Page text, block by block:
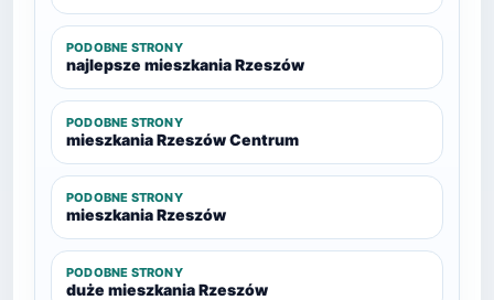
PODOBNE STRONY
najlepsze mieszkania Rzeszów
PODOBNE STRONY
mieszkania Rzeszów Centrum
PODOBNE STRONY
mieszkania Rzeszów
PODOBNE STRONY
duże mieszkania Rzeszów